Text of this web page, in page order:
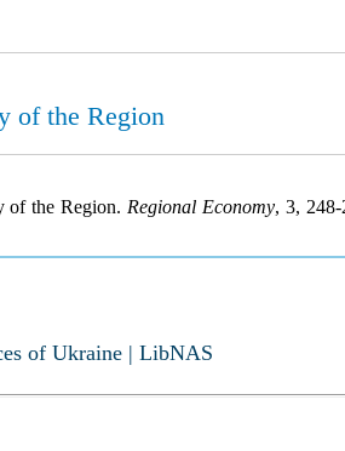
of the Region
of the Region. Regional Economy, 3,
of Ukraine | LibNAS